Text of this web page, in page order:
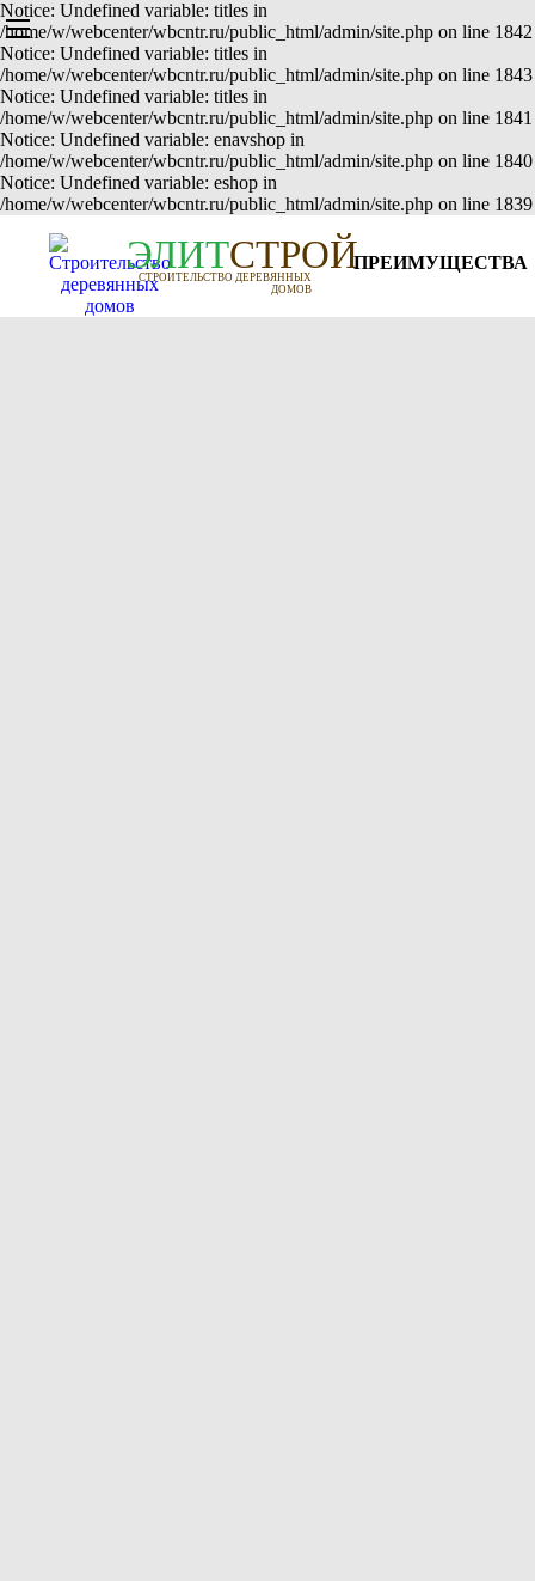
Notice: Undefined variable: titles in
/home/w/webcenter/wbcntr.ru/public_html/admin/site.php on line 1842
Notice: Undefined variable: titles in
/home/w/webcenter/wbcntr.ru/public_html/admin/site.php on line 1843
Notice: Undefined variable: titles in
/home/w/webcenter/wbcntr.ru/public_html/admin/site.php on line 1841
Notice: Undefined variable: enavshop in
/home/w/webcenter/wbcntr.ru/public_html/admin/site.php on line 1840
Notice: Undefined variable: eshop in
/home/w/webcenter/wbcntr.ru/public_html/admin/site.php on line 1839
ЭЛИТСТРОЙ
СТРОИТЕЛЬСТВО ДЕРЕВЯННЫХ
ДОМОВ
ПРЕИМУЩЕСТВА